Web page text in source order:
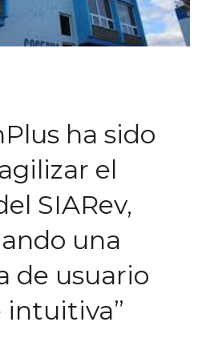
ha sido
el
SIARev,
una
de usuario
intuitiva”